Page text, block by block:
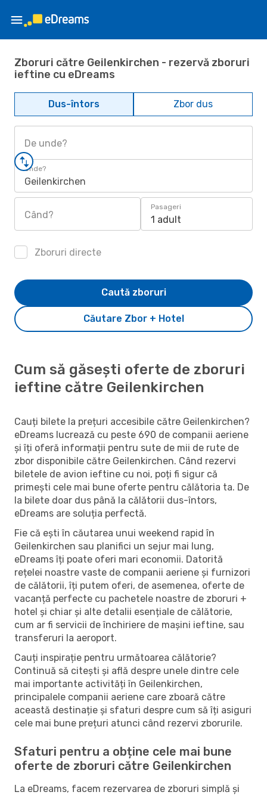
Zboruri către Geilenkirchen - rezervă zboruri
ieftine cu eDreams
Dus-întors Zbor dus
De unde?
Unde?
Geilenkirchen
Când?
Pasageri
1 adult
Zboruri directe
Căutare Zbor + Hotel
Caută zboruri
Cum să găsești oferte de zboruri
ieftine către Geilenkirchen
Cauți bilete la prețuri accesibile către Geilenkirchen?
eDreams lucrează cu peste 690 de companii aeriene
și îți oferă informații pentru sute de mii de rute de
zbor disponibile către Geilenkirchen. Când rezervi
biletele de avion ieftine cu noi, poți fi sigur că
primești cele mai bune oferte pentru călătoria ta. De
la bilete doar dus până la călătorii dus-întors,
eDreams are soluția perfectă.
Fie că ești în căutarea unui weekend rapid în
Geilenkirchen sau planifici un sejur mai lung,
eDreams îți poate oferi mari economii. Datorită
rețelei noastre vaste de companii aeriene și furnizori
de călătorii, îți putem oferi, de asemenea, oferte de
vacanță perfecte cu pachetele noastre de zboruri +
hotel și chiar și alte detalii esențiale de călătorie,
cum ar fi servicii de închiriere de mașini ieftine, sau
transferuri la aeroport.
Cauți inspirație pentru următoarea călătorie?
Continuă să citești și află despre unele dintre cele
mai importante activități în Geilenkirchen,
principalele companii aeriene care zboară către
această destinație și sfaturi despre cum să îți asiguri
cele mai bune prețuri atunci când rezervi zborurile.
Sfaturi pentru a obține cele mai bune
oferte de zboruri către Geilenkirchen
La eDreams, facem rezervarea de zboruri simplă și